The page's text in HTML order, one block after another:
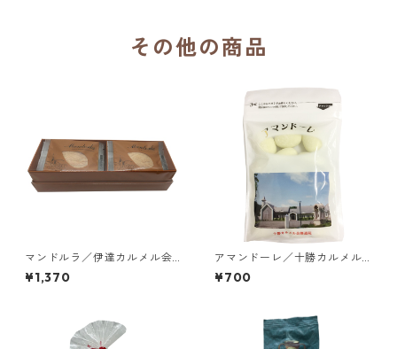
その他の商品
マンドルラ／伊達カルメル会
修道院
¥1,370
アマンドーレ／十勝カルメル
会修道院
¥700